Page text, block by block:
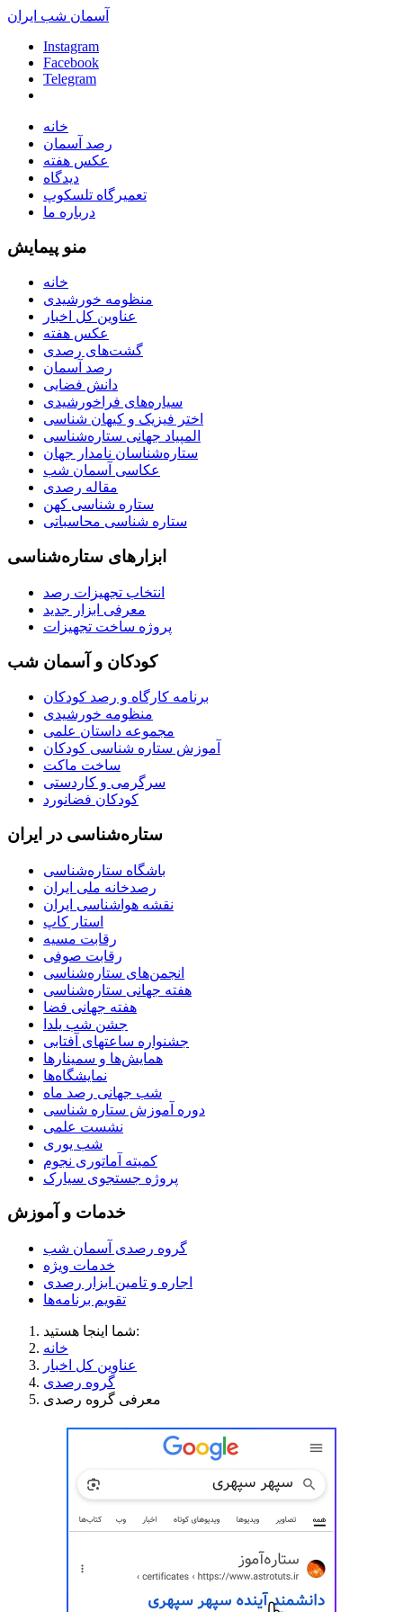
آسمان شب ایران
Instagram
Facebook
Telegram
خانه
رصد آسمان
عکس هفته
دیدگاه
تعمیرگاه تلسکوپ
درباره ما
منو پیمایش
خانه
منظومه خورشیدی
عناوین کل اخبار
عکس هفته
گشت‌های رصدی
رصد آسمان
دانش فضایی
سیاره‌های فراخورشیدی
اختر فیزیک و کیهان شناسی
المپیاد جهانی ستاره‌شناسی
ستاره‌شناسان نامدار جهان
عکاسی آسمان شب
مقاله رصدی
ستاره شناسی کهن
ستاره شناسی محاسباتی
ابزارهای ستاره‌شناسی
انتخاب تجهیزات رصد
معرفی ابزار جدید
پروژه ساخت تجهیزات
کودکان و آسمان شب
برنامه‌ کارگاه و رصد کودکان
منظومه خورشیدی
مجموعه داستان علمی
آموزش ستاره شناسی کودکان
ساخت ماکت
سرگرمی و کاردستی
کودکان فضانورد
ستاره‌شناسی در ایران
باشگاه ستاره‌شناسی
رصدخانه ملی ایران
نقشه هواشناسی ایران
استار کاپ
رقابت مسیه
رقابت صوفی
انجمن‌های ستاره‌شناسی
هفته جهانی ستاره‌شناسی
هفته جهانی فضا
جشن شب یلدا
جشنواره ساعتهای آفتابی
همایش‌ها و سمینارها
نمایشگاه‌ها
شب جهانی رصد ماه
دوره آموزش ستاره شناسی
نشست علمی
شب یوری
کمیته آماتوری نجوم
پروژه جستجوی سیارک
خدمات و آموزش
گروه رصدی آسمان شب
خدمات ویژه
اجاره و تامین ابزار رصدی
تقویم برنامه‌ها
شما اینجا هستید:
خانه
عناوین کل اخبار
گروه رصدی
معرفی گروه رصدی